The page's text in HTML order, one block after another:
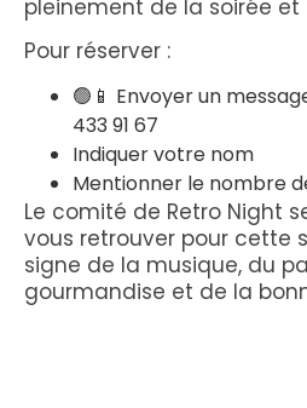
pleinement de la soirée et
Pour réserver :
🟢📱 Envoyer un
433 91 67
Indiquer votre nom
Mentionner le nombre
Le comité de Retro Night
vous retrouver pour cette
signe de la musique, du
gourmandise et de la